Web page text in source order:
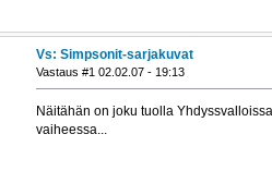
Vs: Simpsonit-sarjakuvat
Vastaus #1 02.02.07 - 19:13
Näitähän on joku tuolla
vaiheessa...